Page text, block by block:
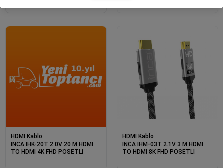
HDMI Kablo
INCA IHK-20T 2.0V 20 M HDMI
TO HDMI 4K FHD POSETLI
HDMI Kablo
INCA IHM-03T 2.1V 3 M HDMI
TO HDMI 8K FHD POSETLI